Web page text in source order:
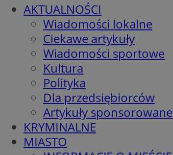
AKTUALNOŚCI
Wiadomości lokalne
Ciekawe artykuły
Wiadomości sportowe
Kultura
Polityka
Dla przedsiębiorców
Artykuły sponsorowane
KRYMINALNE
MIASTO